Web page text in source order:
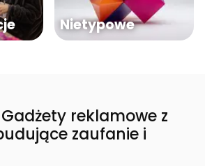
Nietypowe
reklamowe z
zaufanie i